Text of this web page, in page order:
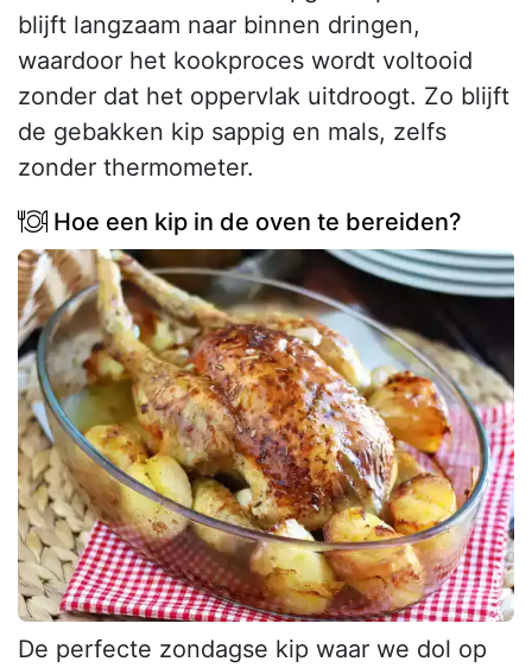
blijft langzaam naar binnen dringen,
waardoor het kookproces wordt voltooid
zonder dat het oppervlak uitdroogt. Zo blijft
de gebakken kip sappig en mals, zelfs
zonder thermometer.
Hoe een kip in de oven te bereiden?
De perfecte zondagse kip waar we dol op